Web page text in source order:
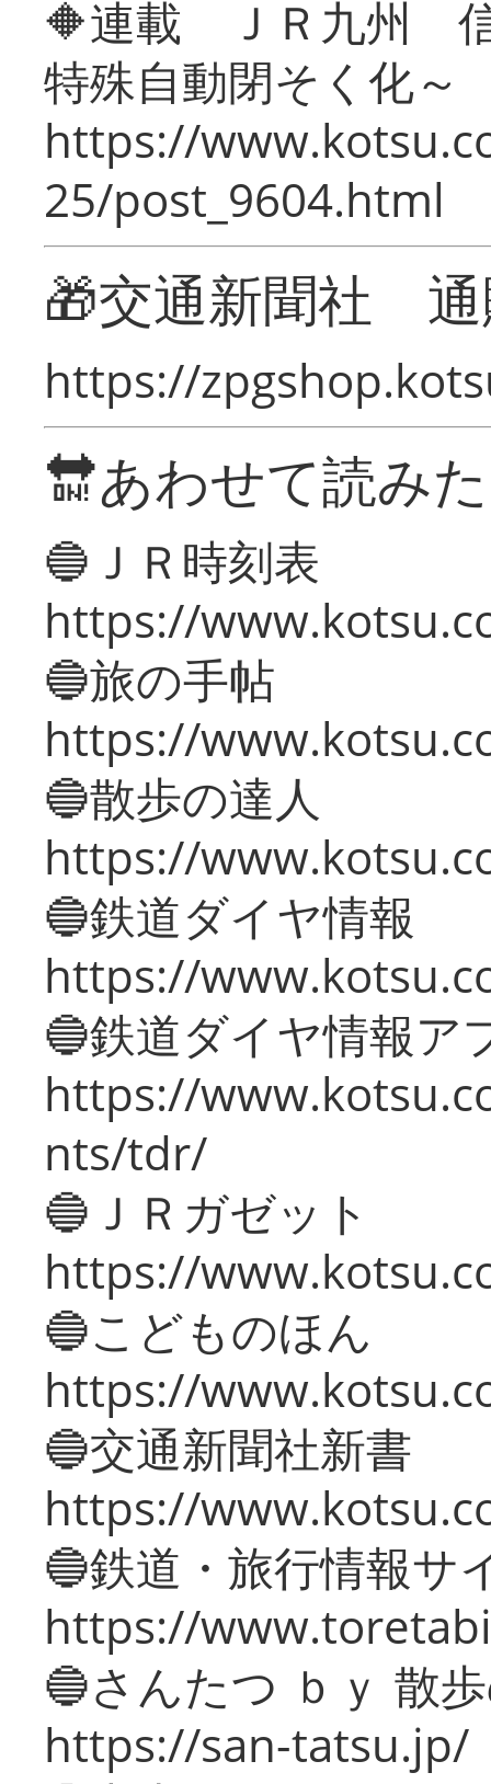
🔶連載 ＪＲ九州 信
特殊自動閉そく化～
https://
25/post_9604.html
🎁交通新聞社
https://
🔛あわせて読み
🔵ＪＲ時刻表
https://
🔵旅の手帖
https://
🔵散歩の達人
https://
🔵鉄道ダイヤ情報
https://
🔵鉄道ダイヤ情報ア
https://
nts/tdr/
🔵ＪＲガゼット
https://
🔵こどものほん
https://
🔵交通新聞社新書
https://
🔵鉄道・旅行情報サ
https://
🔵さんたつ ｂｙ 散
https://san-tatsu.jp/